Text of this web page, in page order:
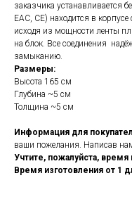
заказчика устанавливается
ЕАС, СЕ) находится в
исходя из мощности ленты
на блок. Все соединения
замыканию.
Размеры:
Высота 165 см
Глубина ~5 см
Толщина ~5 см
Информация для
ваши пожелания. Написав
Учтите, пожалуйста,
Время изготовления от 1